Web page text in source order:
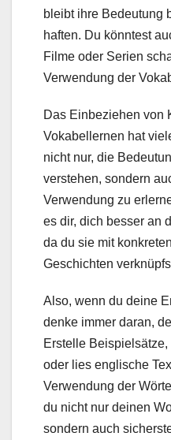
bleibt ihre Bedeutung
haften. Du könntest
Filme oder Serien
Verwendung der
Das Einbeziehen von
Vokabellernen hat
nicht nur, die
verstehen, sondern
Verwendung zu
es dir, dich besser an
da du sie mit
Geschichten
Also, wenn du deine
denke immer daran,
Erstelle
oder lies englische
Verwendung der
du nicht nur deinen
sondern auch